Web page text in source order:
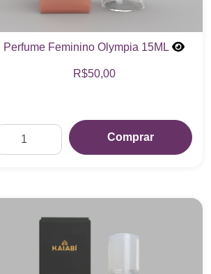
Perfume Feminino Olympia 15ML
R$50,00
Comprar